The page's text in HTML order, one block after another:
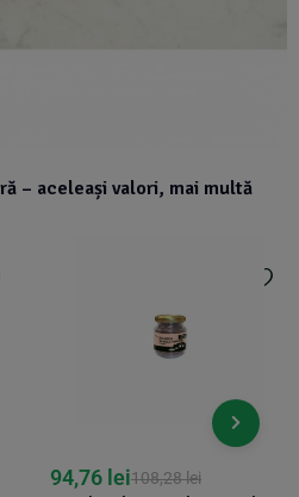
– aceleași valori, mai multă
108,28lei
94,76 lei